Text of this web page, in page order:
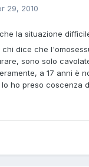
29, 2010
la situazione
chi dice che
sono solo
a 17 anni è
ho preso coscenza